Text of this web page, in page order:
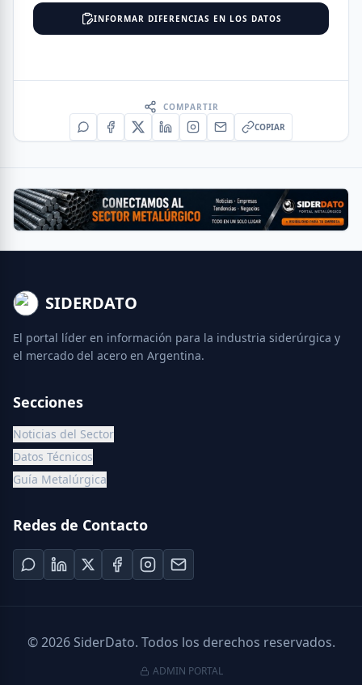
INFORMAR DIFERENCIAS EN LOS DATOS
COMPARTIR
COPIAR
SIDERDATO
El portal líder en información para la industria siderúrgica y
el mercado del acero en Argentina.
Secciones
Noticias del Sector
Datos Técnicos
Guía Metalúrgica
Redes de Contacto
©2026SiderDato. Todos los derechos reservados.
ADMIN PORTAL